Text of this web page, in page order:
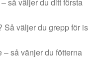
så väljer du ditt första
Så väljer du grepp för is
– så vänjer du fötterna